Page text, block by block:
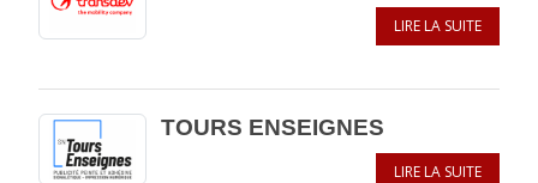
LIRE LA SUITE
TOURS ENSEIGNES
LIRE LA SUITE